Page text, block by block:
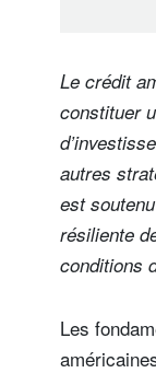
Le crédit
constituer
autres
est
résiliente
conditions
Les